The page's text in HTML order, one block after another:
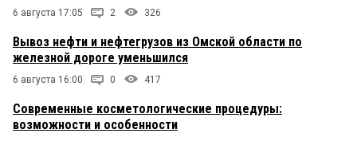
6 августа 17:05 2 326
Вывоз нефти и нефтегрузов из Омской области по
железной дороге уменьшился
6 августа 16:00 0 417
Современные косметологические процедуры:
возможности и особенности